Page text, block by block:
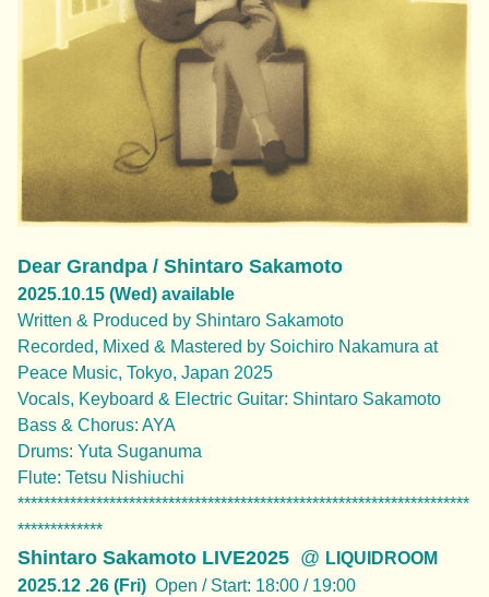
Dear Grandpa / Shintaro Sakamoto
2025.10.15 (Wed) available
Written & Produced by Shintaro Sakamoto
Recorded, Mixed & Mastered by Soichiro Nakamura at
Peace Music, Tokyo, Japan 2025
Vocals, Keyboard & Electric Guitar: Shintaro Sakamoto
Bass & Chorus: AYA
Drums: Yuta Suganuma
Flute: Tetsu Nishiuchi
*********************************************************************
*************
Shintaro Sakamoto LIVE2025 @ LIQUIDROOM
2025.12 .26 (Fri) Open / Start: 18:00 / 19:00